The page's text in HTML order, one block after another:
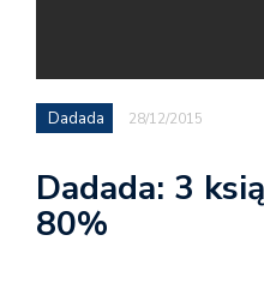
Dadada 28/12/2015
Dadada: 3
80%